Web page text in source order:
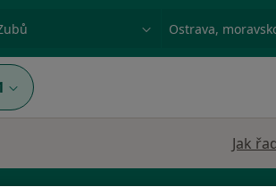
nemoc nebo příjmení
Jak